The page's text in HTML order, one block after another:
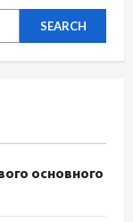
SEARCH
основного